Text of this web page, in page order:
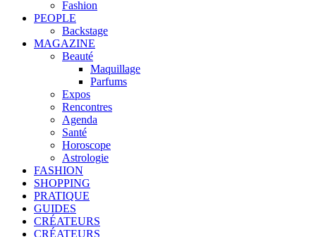
Fashion
PEOPLE
Backstage
MAGAZINE
Beauté
Maquillage
Parfums
Expos
Rencontres
Agenda
Santé
Horoscope
Astrologie
FASHION
SHOPPING
PRATIQUE
GUIDES
CRÉATEURS
CRÉATEURS